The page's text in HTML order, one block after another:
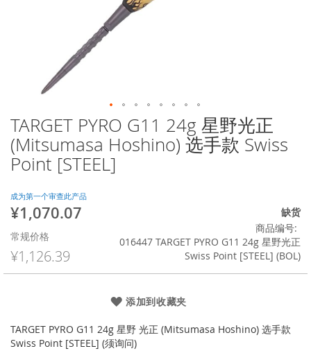
TARGET PYRO G11 24g 星野光正
(Mitsumasa Hoshino) 选手款 Swiss
Point [STEEL]
成为第一个审查此产品
特
价
格
¥1,070.07
常规价格
¥1,126.39
缺货
商品编号
016447 TARGET PYRO G11 24g 星野光正
Swiss Point [STEEL] (BOL)
添加到收藏夹
TARGET PYRO G11 24g 星野 光正 (Mitsumasa Hoshino) 选手款
Swiss Point [STEEL] (须询问)
跳
转
到
图
库
的
开
头